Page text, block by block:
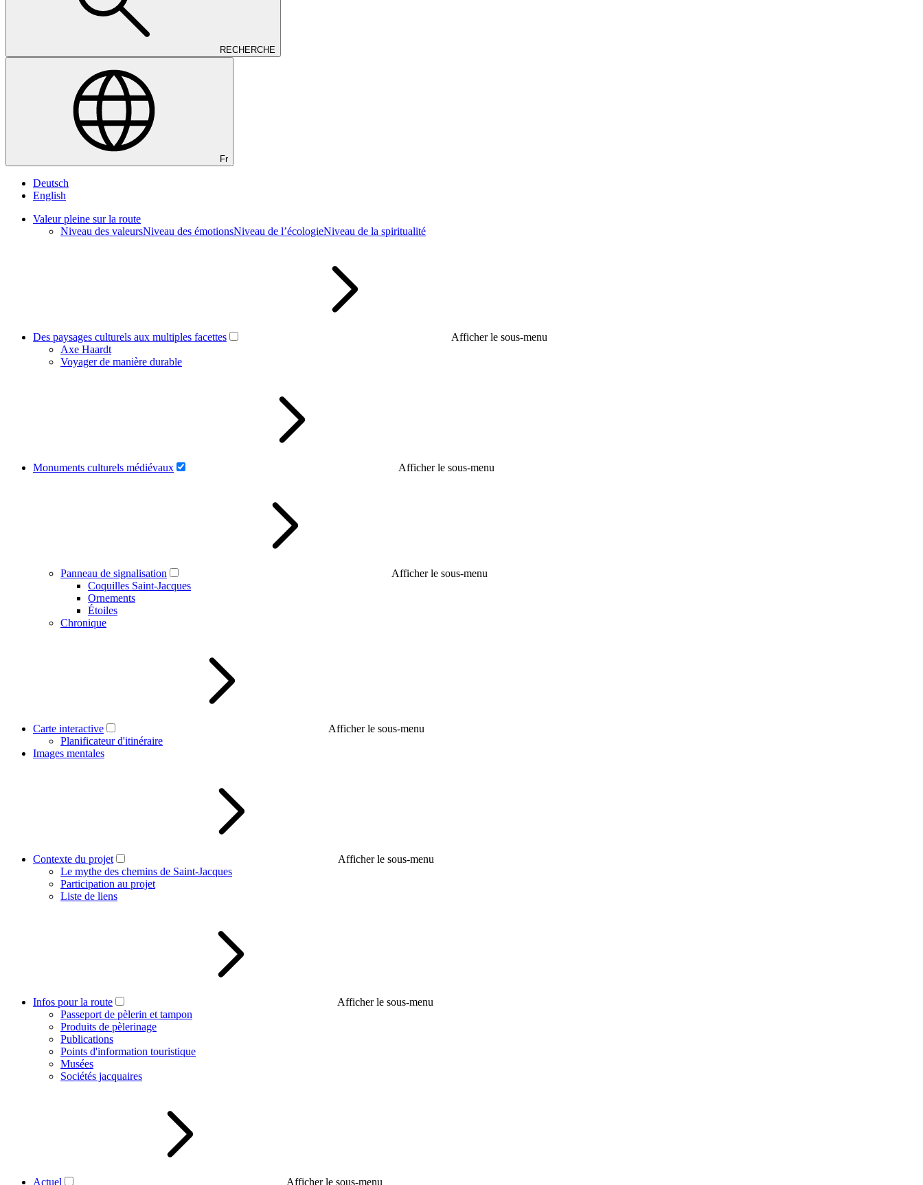
RECHERCHE
Fr
Deutsch
English
Valeur pleine sur la route
Niveau des valeursNiveau des émotionsNiveau de l’écologieNiveau de la spiritualité
Des paysages culturels aux multiples facettes
Afficher le sous-menu
Axe Haardt
Voyager de manière durable
Monuments culturels médiévaux Afficher le sous-menu
Panneau de signalisation
Afficher le sous-menu
Coquilles Saint-Jacques
Ornements
Étoiles
Chronique
Carte interactive
Afficher le sous-menu
Planificateur d'itinéraire
Images mentales
Contexte du projet
Afficher le sous-menu
Le mythe des chemins de Saint-Jacques
Participation au projet
Liste de liens
Infos pour la route
Afficher le sous-menu
Passeport de pèlerin et tampon
Produits de pèlerinage
Publications
Points d'information touristique
Musées
Sociétés jacquaires
Actuel Afficher le sous-menu